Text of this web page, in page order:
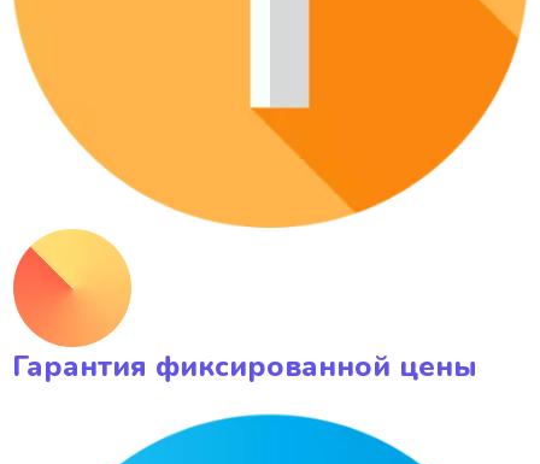
Гарантия фиксированной цены